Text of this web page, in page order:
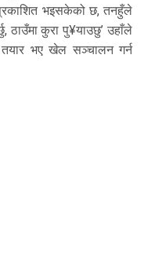
प्रकाशित भइसकेको छ, तनहुँले
ठाउँमा कुरा पु¥याउछु’ उहाँले
तयार भए खेल सञ्चालन गर्न